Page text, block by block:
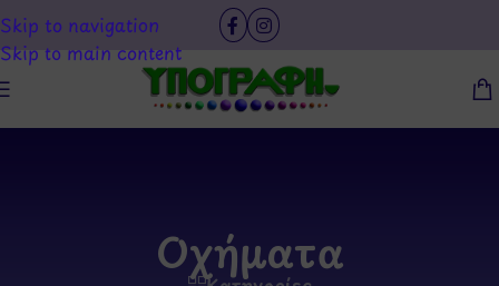
Skip to navigation
Skip to main content
Οχήματα